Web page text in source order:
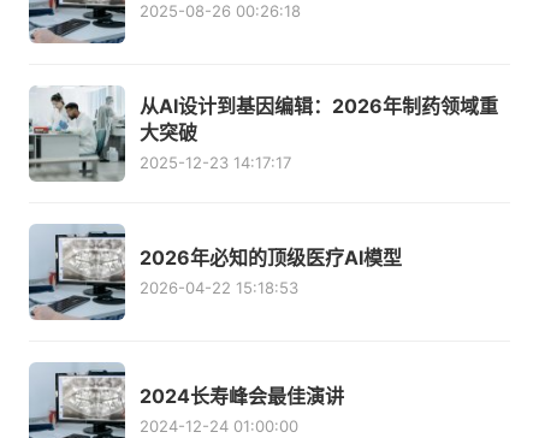
2025-08-26 00:26:18
从AI设计到基因编辑：2026年制药领域重
大突破
2025-12-23 14:17:17
2026年必知的顶级医疗AI模型
2026-04-22 15:18:53
2024长寿峰会最佳演讲
2024-12-24 01:00:00